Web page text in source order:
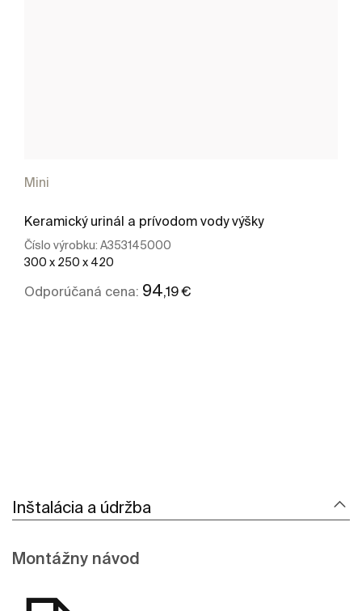
Mini
Keramický urinál a prívodom vody výšky
Číslo výrobku: A353145000
300 x 250 x 420
Odporúčaná cena: 94,19 €
Inštalácia a údržba
Montážny návod